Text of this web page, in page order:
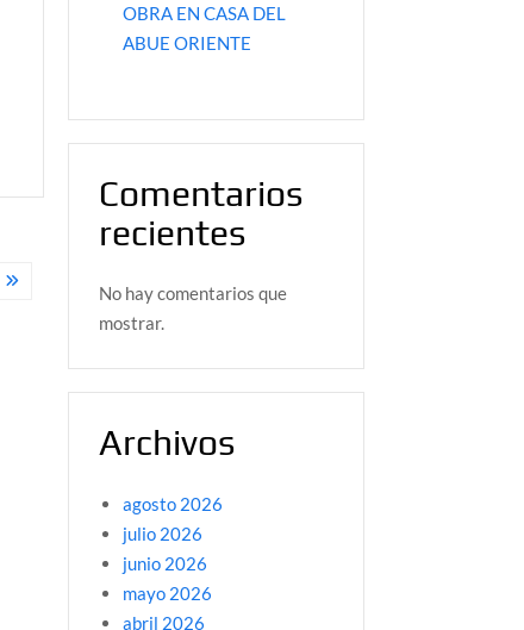
OBRA EN CASA DEL
ABUE ORIENTE
Comentarios
recientes
No hay comentarios que
mostrar.
Archivos
agosto 2026
julio 2026
junio 2026
mayo 2026
abril 2026